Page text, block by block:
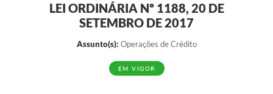
LEI ORDINÁRIA Nº 1188, 20 DE
SETEMBRO DE 2017
Assunto(s): Operações de Crédito
EM VIGOR